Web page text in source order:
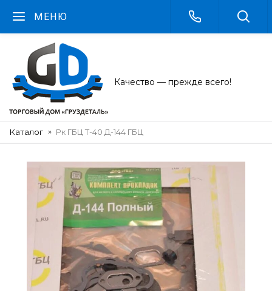
МЕНЮ
Качество — прежде всего!
Каталог Рк ГБЦ Т-40 Д-144 ГБЦ